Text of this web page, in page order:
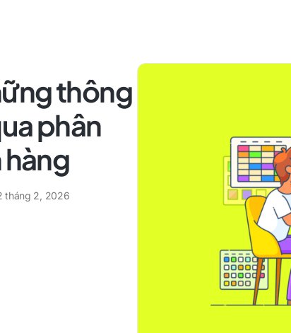
thông
phân
hàng
tháng 2, 2026